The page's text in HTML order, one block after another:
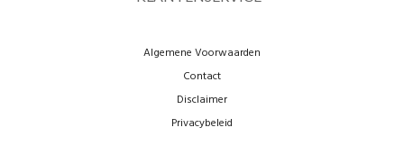
Algemene Voorwaarden
Contact
Disclaimer
Privacybeleid